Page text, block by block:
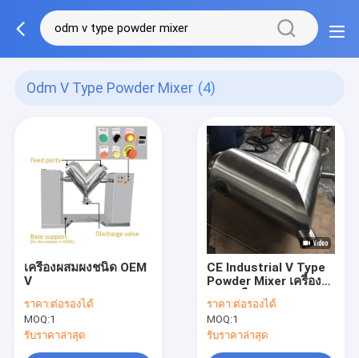
Odm V Type Powder Mixer (4)
เครื่องผสมผงชนิด OEM
V
ราคา:ต่อรองได้
MOQ:1
รับราคาล่าสุด
CE Industrial V Type
Powder Mixer เครื่อง
ผสมเกลือเกรดอาหาร
ราคา:ต่อรองได้
MOQ:1
รับราคาล่าสุด